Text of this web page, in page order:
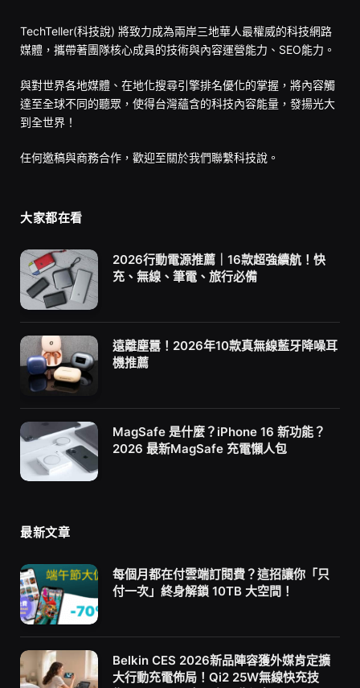
TechTeller(科技說) 將致力成為兩岸三地華人最權威的科技網路
媒體，攜帶著團隊核心成員的技術與內容運營能力、SEO能力。
與對世界各地媒體、在地化搜尋引擎排名優化的掌握，將內容觸
達至全球不同的聽眾，使得台灣蘊含的科技內容能量，發揚光大
到全世界！
任何邀稿與商務合作，歡迎至關於我們聯繫科技說。
大家都在看
2026行動電源推薦｜16款超強續航！快
充、無線、筆電、旅行必備
遠離塵囂！2026年10款真無線藍牙降噪耳
機推薦
MagSafe 是什麼？iPhone 16 新功能？
2026 最新MagSafe 充電懶人包
最新文章
每個月都在付雲端訂閱費？這招讓你「只
付一次」終身解鎖 10TB 大空間！
Belkin CES 2026新品陣容獲外媒肯定擴
大行動充電佈局！Qi2 25W無線快充技